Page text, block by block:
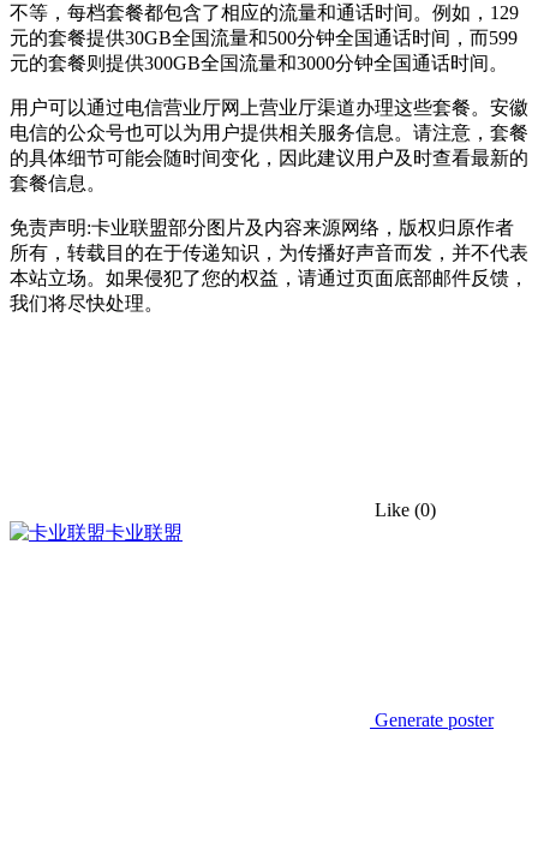
不等，每档套餐都包含了相应的流量和通话时间。例如，129
元的套餐提供30GB全国流量和500分钟全国通话时间，而599
元的套餐则提供300GB全国流量和3000分钟全国通话时间。
用户可以通过电信营业厅网上营业厅渠道办理这些套餐。安徽
电信的公众号也可以为用户提供相关服务信息。请注意，套餐
的具体细节可能会随时间变化，因此建议用户及时查看最新的
套餐信息。
免责声明:卡业联盟部分图片及内容来源网络，版权归原作者
所有，转载目的在于传递知识，为传播好声音而发，并不代表
本站立场。如果侵犯了您的权益，请通过页面底部邮件反馈，
我们将尽快处理。
Like (0)
卡业联盟
Generate poster